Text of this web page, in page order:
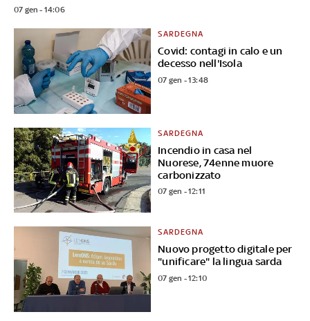
07 gen - 14:06
Covid: contagi in calo e un
decesso nell'Isola
SARDEGNA
07 gen - 13:48
Incendio in casa nel
Nuorese, 74enne muore
carbonizzato
SARDEGNA
07 gen - 12:11
Nuovo progetto digitale per
"unificare" la lingua sarda
SARDEGNA
07 gen - 12:10